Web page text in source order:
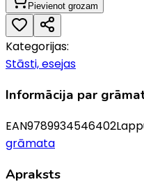
Pievienot grozam
Kategorijas:
Stāsti, esejas
Informācija par
EAN9789934546402
grāmata
Apraksts